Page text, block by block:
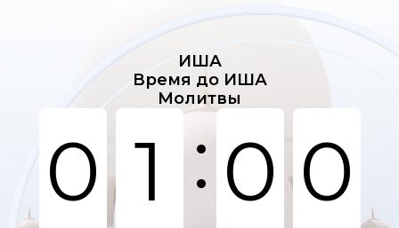
ИША
Время до ИША
Молитвы
0 1 : 0 0